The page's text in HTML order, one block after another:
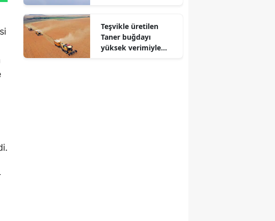
Teşvikle üretilen
Taner buğdayı
yüksek verimiyle